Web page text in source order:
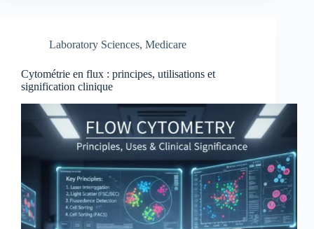
Laboratory Sciences, Medicare
Cytométrie en flux : principes, utilisations et
signification clinique